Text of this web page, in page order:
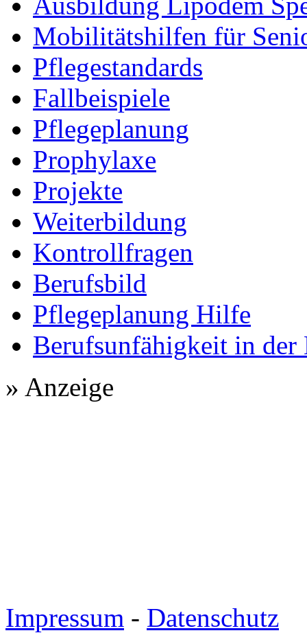
Mobilitätshilfen für
Pflegestandards
Fallbeispiele
Pflegeplanung
Prophylaxe
Projekte
Weiterbildung
Kontrollfragen
Berufsbild
Pflegeplanung Hilfe
Berufsunfähigkeit in der
» Anzeige
Impressum - Datenschutz